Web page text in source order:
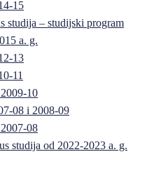
15
studija – studijski program
a. g.
13
11
10
08 i 2008-09
08
studija od 2022-2023 a. g.